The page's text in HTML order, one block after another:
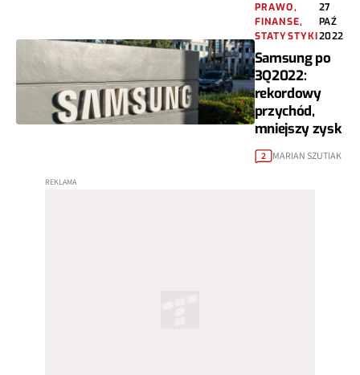
PRAWO,
FINANSE,
STATYSTYKI
27
PAŹ
2022
Samsung po
3Q2022:
rekordowy
przychód,
mniejszy zysk
2 MARIAN SZUTIAK